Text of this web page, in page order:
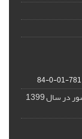
781-01-0-84